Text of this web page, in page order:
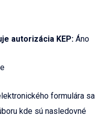
autorizácia KEP: Áno
formulára sa
kde sú nasledovné